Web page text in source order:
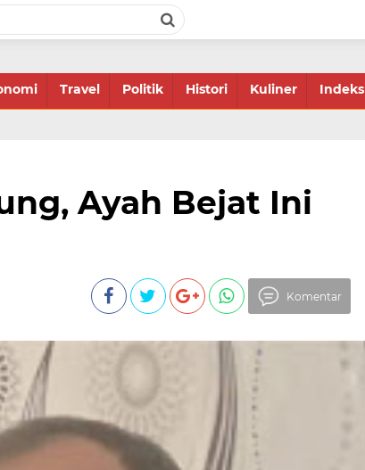
Travel Politik Histori Kuliner Indeks
Ayah Bejat Ini
Komentar